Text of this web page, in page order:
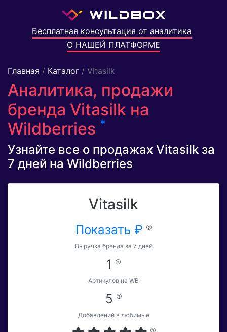
Бесплатная консультация от аналитика
О НАШЕЙ ПЛАТФОРМЕ
Главная / Каталог / Vitasilk
Аналитика, продажи
бренда Vitasilk на
Wildberries *
Узнайте все о продажах Vitasilk за
7 дней на Wildberries
Vitasilk
Показать ₽
Выручка бренда за 7 дней
1
Артикулов на WB
5
Добавлений в любимые